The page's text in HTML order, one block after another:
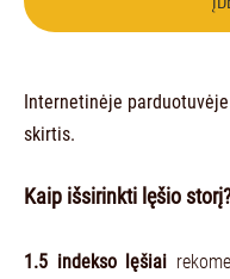
Internetinėje
skirtis.
Kaip išsirinkti lęšio
1.5 indekso lęšiai